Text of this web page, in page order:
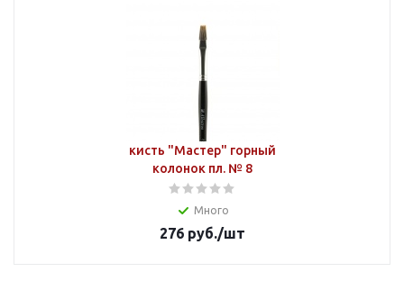
кисть "Мастер" горный
колонок пл. № 8
Много
276 руб./шт